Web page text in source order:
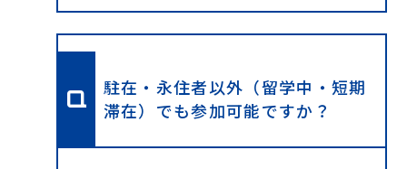
駐在・永住者以外（留学中・短期
滞在）でも参加可能ですか？